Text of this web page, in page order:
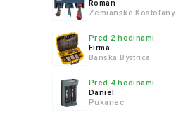
Roman
Zemianske Kostoľany
Pred 2 hodinami
Firma
Banská Bystrica
Pred 4 hodinami
Daniel
Pukanec